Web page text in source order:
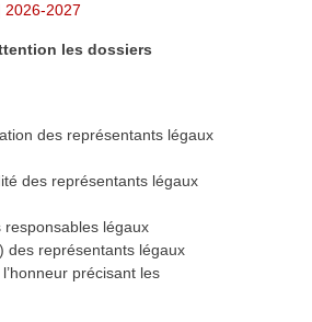
2026-2027
les dossiers
des représentants légaux
des représentants légaux
légaux
des représentants légaux
précisant les